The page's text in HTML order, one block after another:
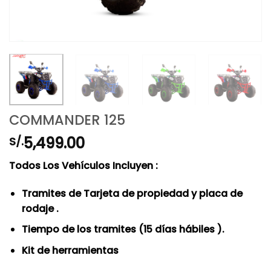
COMMANDER 125
S/.5,499.00
Todos Los Vehículos Incluyen :
Tramites de Tarjeta de propiedad y placa de
rodaje .
Tiempo de los tramites (15 días hábiles ).
Kit de herramientas